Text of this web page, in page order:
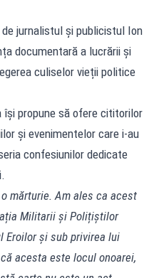
jurnalistul și publicistul Ion
documentară a lucrării și
culiselor vieții politice
își propune să ofere cititorilor
și evenimentelor care i-au
confesiunilor dedicate
mărturie. Am ales ca acest
Militarii și Polițiștilor
Eroilor și sub privirea lui
acesta este locul onoarei,